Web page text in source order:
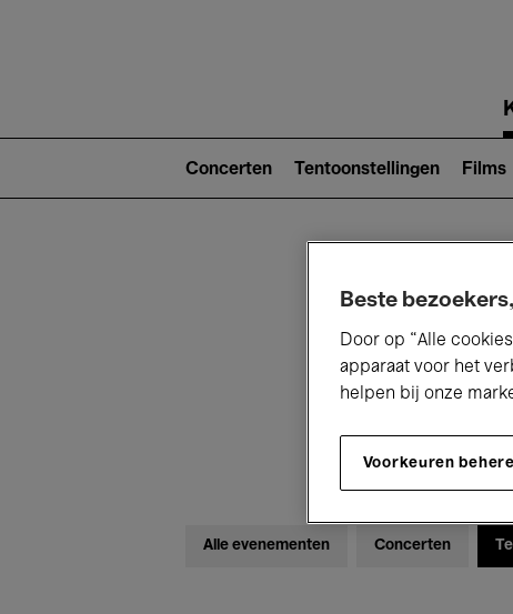
2)
Concerten Tentoonstellingen Films
Alle evenementen Concerten
Beste bezoekers,
Door op “Alle
apparaat voor het
helpen bij onze
Voorkeuren